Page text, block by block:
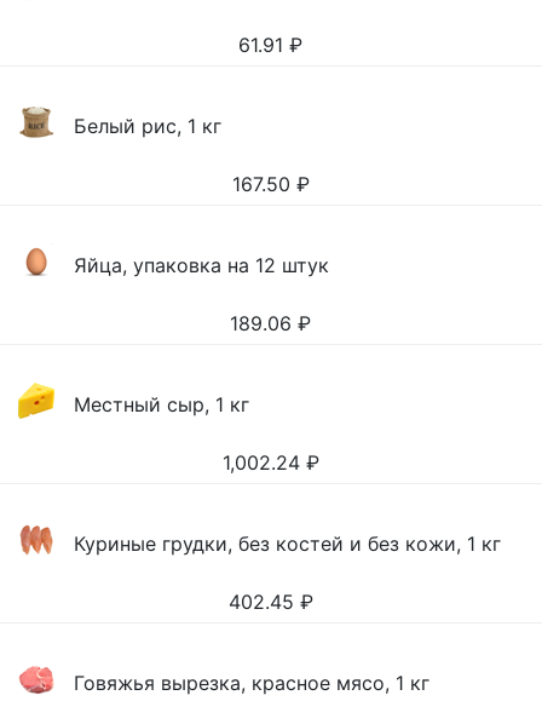
61.91 ₽
Белый рис, 1 кг
167.50 ₽
Яйца, упаковка на 12 штук
189.06 ₽
Местный сыр, 1 кг
1,002.24 ₽
Куриные грудки, без костей и без кожи, 1 кг
402.45 ₽
Говяжья вырезка, красное мясо, 1 кг